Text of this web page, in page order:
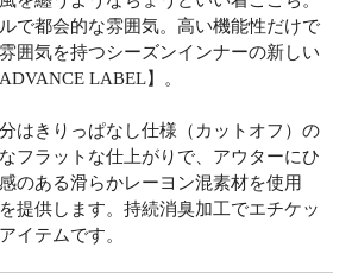
で都会的な雰囲気。高い機能性だけで
囲気を持つシーズンインナーの新しい
LABEL】。
はきりっぱなし仕様（カットオフ）の
フラットな仕上がりで、アウターにひ
のある滑らかレーヨン混素材を使用
提供します。持続消臭加工でエチケッ
イテムです。